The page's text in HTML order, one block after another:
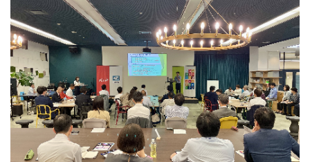
2025.03.19
ひょうごSDGｓ Hubミーティングの開催（2024
年10月21日）
2024年度実施